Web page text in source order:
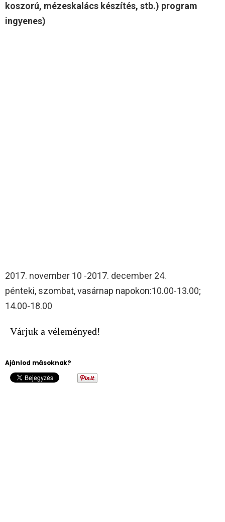
koszorú, mézeskalács készítés, stb.) program
ingyenes)
2017. november 10 -2017. december 24.
pénteki, szombat, vasárnap napokon:10.00-13.00;
14.00-18.00
Várjuk a véleményed!
Ajánlod másoknak?